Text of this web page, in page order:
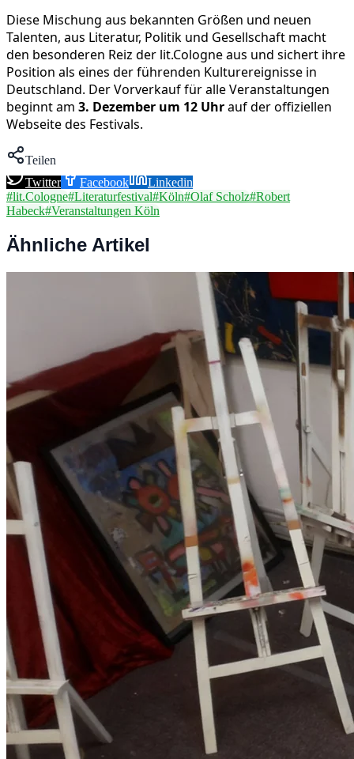
Diese Mischung aus bekannten Größen und neuen
Talenten, aus Literatur, Politik und Gesellschaft macht
den besonderen Reiz der lit.Cologne aus und sichert ihre
Position als eines der führenden Kulturereignisse in
Deutschland. Der Vorverkauf für alle Veranstaltungen
beginnt am 3. Dezember um 12 Uhrauf der offiziellen
Webseite des Festivals.
Teilen
Twitter
Facebook
Linkedin
#lit.Cologne#Literaturfestival#Köln#Olaf Scholz#Robert
Habeck#Veranstaltungen Köln
Ähnliche Artikel